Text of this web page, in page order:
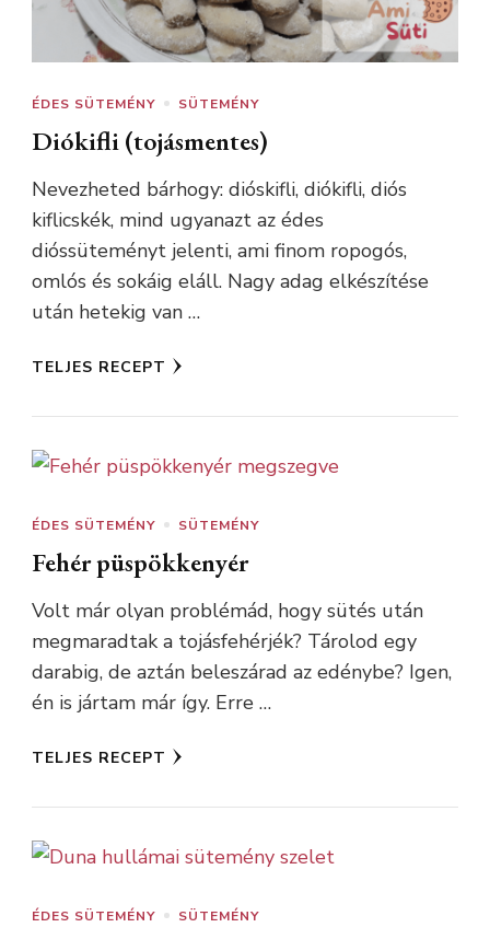
ÉDES SÜTEMÉNY SÜTEMÉNY
Diókifli (tojásmentes)
Nevezheted bárhogy: dióskifli, diókifli, diós
kiflicskék, mind ugyanazt az édes
dióssüteményt jelenti, ami finom ropogós,
omlós és sokáig eláll. Nagy adag elkészítése
után hetekig van …
TELJES RECEPT
ÉDES SÜTEMÉNY SÜTEMÉNY
Fehér püspökkenyér
Volt már olyan problémád, hogy sütés után
megmaradtak a tojásfehérjék? Tárolod egy
darabig, de aztán beleszárad az edénybe? Igen,
én is jártam már így. Erre …
TELJES RECEPT
ÉDES SÜTEMÉNY SÜTEMÉNY